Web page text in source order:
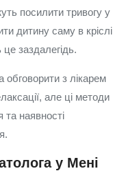
посилити тривогу у
дитину саму в кріслі
заздалегідь.
з лікарем
але ці методи
наявності
у Мені